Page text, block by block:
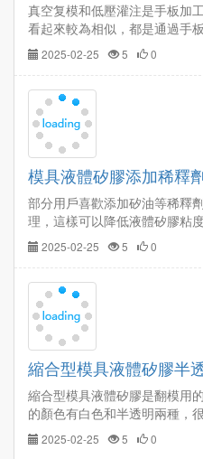
真空复模和低壓灌注是手板加
看起來較為相似，都是通過手
過這個原型用雙組分液體矽膠
個矽膠模具進行批量複製，但
2025-02-25 5 0
模具液體矽膠添加稀釋
部分用戶喜歡添加矽油等稀釋
理，這樣可以降低液體矽膠粘
劑，會對矽膠物性造成不良影
稀釋劑和添加量控制在10%以
2025-02-25 5 0
縮合型模具液體矽膠半
縮合型模具液體矽膠是翻模用
的顏色有白色和半透明兩種，
耐用，下面就給大家從生產源
膠的區別。…
2025-02-25 5 0